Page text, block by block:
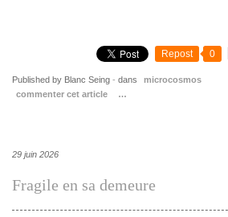
Repost 0
Published by Blanc Seing - dans
microcosmos
commenter cet article
…
29 juin 2026
Fragile en sa demeure